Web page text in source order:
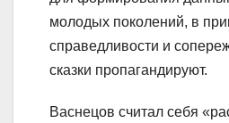
молодых поколений, в
справедливости и
сказки пропагандируют.
Васнецов считал себя